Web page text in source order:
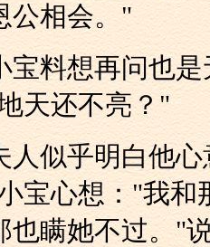
公相会。"
想再问也是
天还不亮？"
乎明白他心
宝心想："我和
也瞒她不过。"